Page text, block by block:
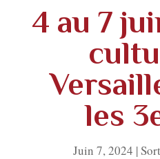
4 au 7
les
Juin 7, 2024 |